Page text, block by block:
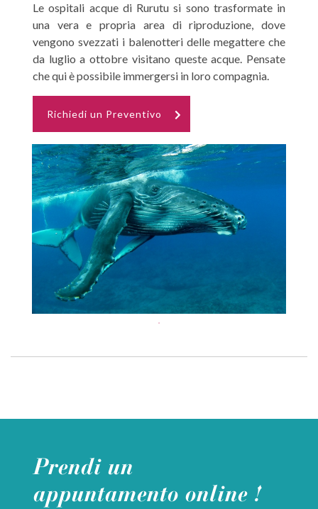
Le ospitali acque di Rurutu si sono trasformate in
una vera e propria area di riproduzione, dove
vengono svezzati i balenotteri delle megattere che
da luglio a ottobre visitano queste acque. Pensate
che qui è possibile immergersi in loro compagnia.
Richiedi un Preventivo
Prendi un
appuntamento online !